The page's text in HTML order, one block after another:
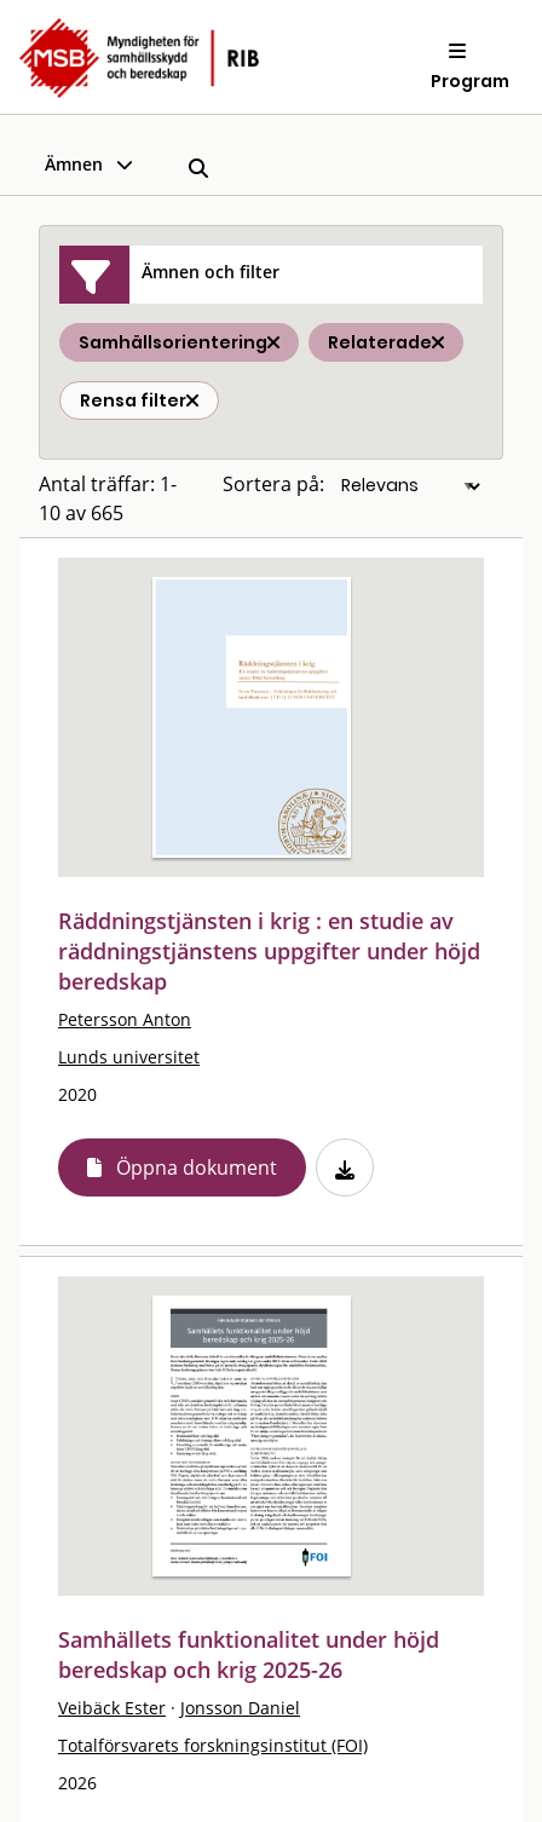
Program
Ämnen
Ämnen och filter
Samhällsorientering Relaterade
Rensa filter
Antal träffar: 1-
10 av 665
Sortera på:
Räddningstjänsten i krig : en studie av
räddningstjänstens uppgifter under höjd
beredskap
Petersson Anton
Lunds universitet
2020
Öppna dokument
Samhällets funktionalitet under höjd
beredskap och krig 2025-26
Veibäck Ester · Jonsson Daniel
Totalförsvarets forskningsinstitut (FOI)
2026